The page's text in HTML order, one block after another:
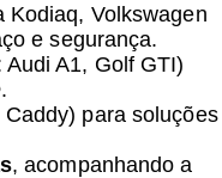
Volkswagen
e segurança.
Audi A1, Golf GTI)
.
para soluções
, acompanhando a